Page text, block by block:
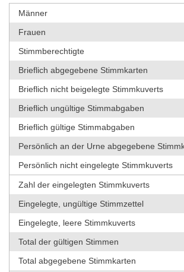
Männer
Frauen
Stimmberechtigte
Brieflich abgegebene Stimmkarten
Brieflich nicht beigelegte Stimmkuverts
Brieflich ungültige Stimmabgaben
Brieflich gültige Stimmabgaben
Persönlich an der Urne abgegebene
Persönlich nicht eingelegte Stimmkuverts
Zahl der eingelegten Stimmkuverts
Eingelegte, ungültige Stimmzettel
Eingelegte, leere Stimmkuverts
Total der gültigen Stimmen
Total abgegebene Stimmkarten